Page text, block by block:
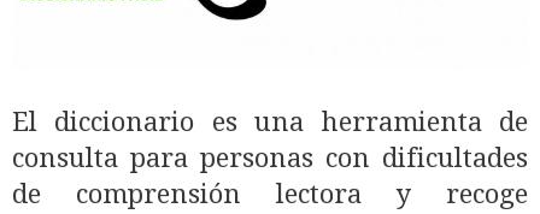
El diccionario es una herramienta de
consulta para personas con dificultades
de comprensión lectora y recoge